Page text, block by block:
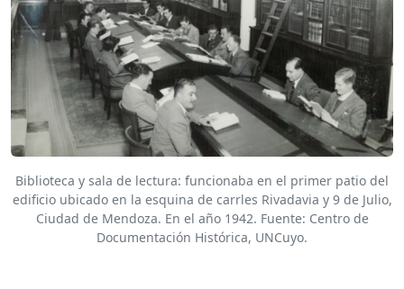
Biblioteca y sala de lectura: funcionaba en el primer patio del
edificio ubicado en la esquina de carrles Rivadavia y 9 de Julio,
Ciudad de Mendoza. En el año 1942. Fuente: Centro de
Documentación Histórica, UNCuyo.